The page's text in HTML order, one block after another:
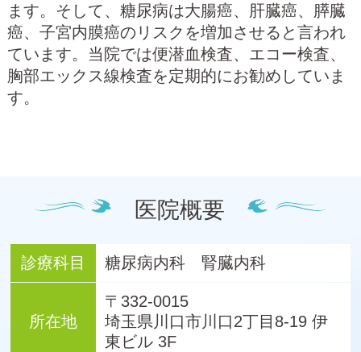
ます。そして、糖尿病は大腸癌、肝臓癌、膵臓
癌、子宮内膜癌のリスクを増加させると言われ
ています。当院では便潜血検査、エコー検査、
胸部エックス線検査を定期的にお勧めしていま
す。
医院概要
診療科目 糖尿病内科 腎臓内科
所在地
〒332-0015
埼玉県川口市川口2丁目8-19 伊
東ビル 3F